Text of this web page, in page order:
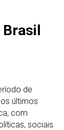
de
últimos
com
sociais